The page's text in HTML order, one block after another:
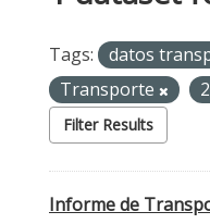
Tags: datos
Transporte
Filter Results
Informe de